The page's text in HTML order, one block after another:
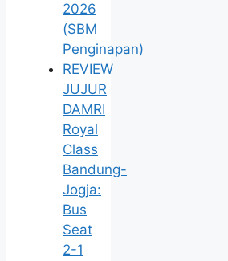
2026
(SBM
Penginapan)
REVIEW
JUJUR
DAMRI
Royal
Class
Bandung-
Jogja:
Bus
Seat
2-1